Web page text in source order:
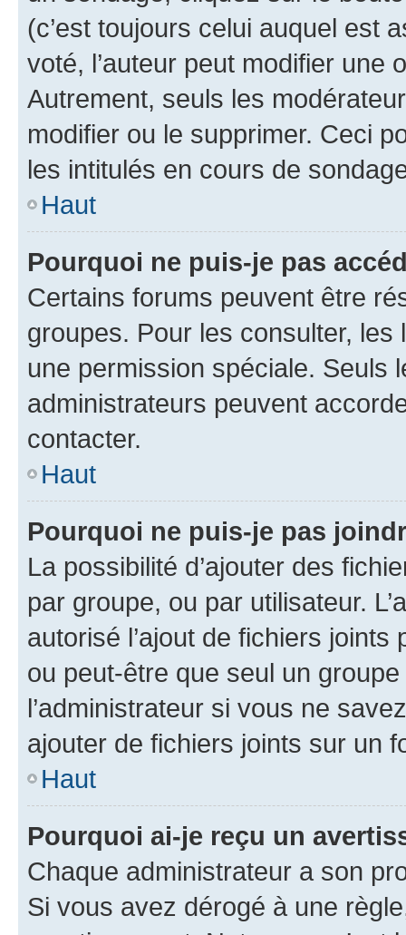
(c’est toujours celui auquel est
voté, l’auteur peut modifier une
Autrement, seuls les
modifier ou le supprimer. Ceci
les intitulés en cours de
Haut
Pourquoi ne puis-je pas
Certains forums peuvent être
groupes. Pour les consulter,
une permission spéciale. Seuls
administrateurs peuvent
contacter.
Haut
Pourquoi ne puis-je pas
La possibilité d’ajouter des
par groupe, ou par utilisateur.
autorisé l’ajout de fichiers
ou peut-être que seul un
l’administrateur si vous ne
ajouter de fichiers joints sur un
Haut
Pourquoi ai-je reçu un
Chaque administrateur a son
Si vous avez dérogé à une